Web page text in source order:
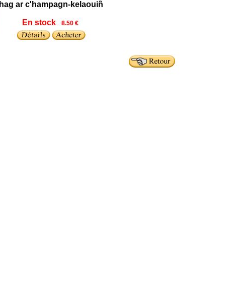
hag ar c'hampagn-kelaouiñ
En stock 8.50 €